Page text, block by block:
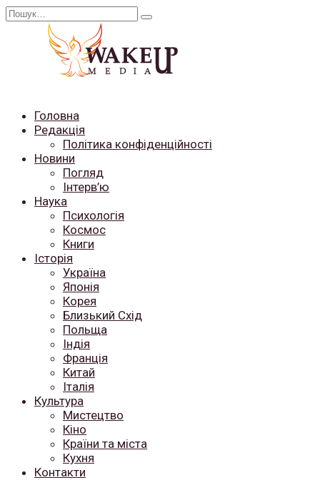
Перейти
Search
Головна
Редакція
Політика конфіденційності
Новини
Погляд
Інтерв’ю
Наука
Психологія
Космос
Книги
Історія
Україна
Японія
Корея
Близький Схід
Польща
Індія
Франція
Китай
Італія
Культура
Мистецтво
Кіно
Країни та міста
Кухня
Контакти